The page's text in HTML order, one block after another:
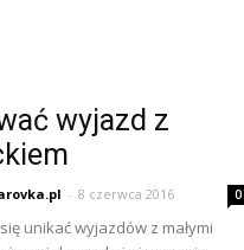
wyjazd z
- 8 czerwca 2016 0
unikać wyjazdów z małymi